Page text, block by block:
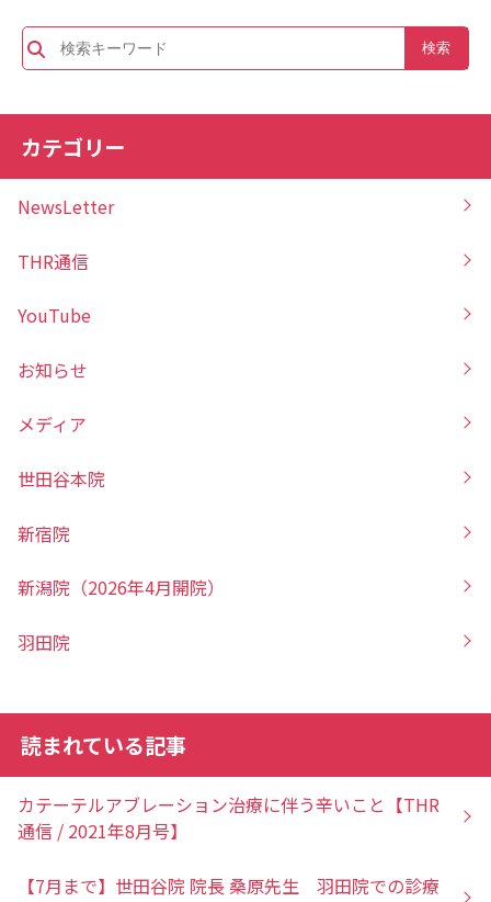
カテゴリー
NewsLetter
THR通信
YouTube
お知らせ
メディア
世田谷本院
新宿院
新潟院（2026年4月開院）
羽田院
読まれている記事
カテーテルアブレーション治療に伴う辛いこと【THR
通信 / 2021年8月号】
【7月まで】世田谷院 院長 桑原先生 羽田院での診療